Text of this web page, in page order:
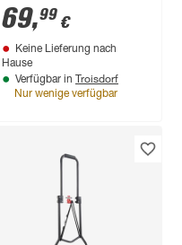
69,99 €
Keine Lieferung nach
Hause
Verfügbar in Troisdorf
Nur wenige verfügbar